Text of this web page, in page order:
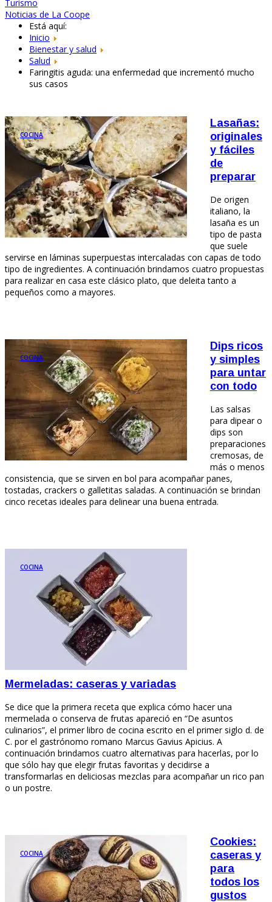
Turismo
Noticias de La Coope
Está aquí:
Inicio
Bienestar y salud
Salud
Faringitis aguda: una enfermedad que incrementó mucho
sus casos
COCINA
Lasañas:
originales
y fáciles
de
preparar
De origen
italiano, la
lasaña es un
tipo de pasta
que suele
servirse en láminas superpuestas intercaladas con capas de todo
tipo de ingredientes. A continuación brindamos cuatro propuestas
para realizar en casa este clásico plato, que deleita tanto a
pequeños como a mayores.
COCINA
Dips ricos
y simples
para untar
con todo
Las salsas
para dipear o
dips son
preparaciones
cremosas, de
más o menos
consistencia, que se sirven en bol para acompañar panes,
tostadas, crackers o galletitas saladas. A continuación se brindan
cinco recetas ideales para delinear una buena entrada.
COCINA
Mermeladas: caseras y variadas
Se dice que la primera receta que explica cómo hacer una
mermelada o conserva de frutas apareció en “De asuntos
culinarios”, el primer libro de cocina escrito en el primer siglo d. de
C. por el gastrónomo romano Marcus Gavius Apicius. A
continuación brindamos cuatro alternativas para hacerlas, por lo
que sólo hay que elegir frutas favoritas y decidirse a
transformarlas en deliciosas mezclas para acompañar un rico pan
o un postre.
COCINA
Cookies:
caseras y
para
todos los
gustos